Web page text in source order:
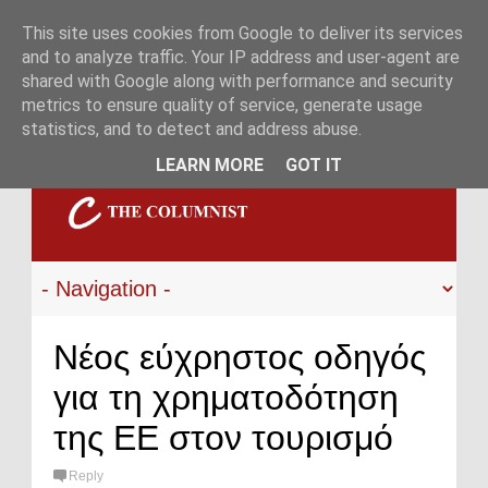
Νέος εύχρηστος οδηγός
για τη χρηματοδότηση
της ΕΕ στον τουρισμό
Reply
This site uses cookies from Google to deliver its services
and to analyze traffic. Your IP address and user-agent are
shared with Google along with performance and security
metrics to ensure quality of service, generate usage
statistics, and to detect and address abuse.
LEARN MORE
GOT IT